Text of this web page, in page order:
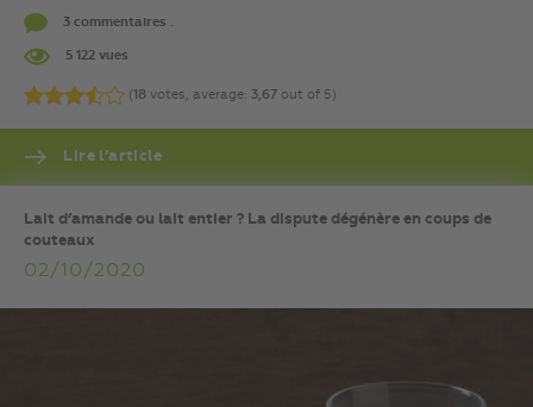
3 commentaires .
5 122 vues
(18 votes, average: 3,67 out of 5)
Lire l’article
Lait d’amande ou lait entier ? La dispute dégénère en coups de
couteaux
02/10/2020